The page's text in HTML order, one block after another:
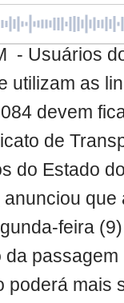
- Usuários
utilizam as
devem
de
do Estado
anunciou que
feira
da passagem
poderá mais